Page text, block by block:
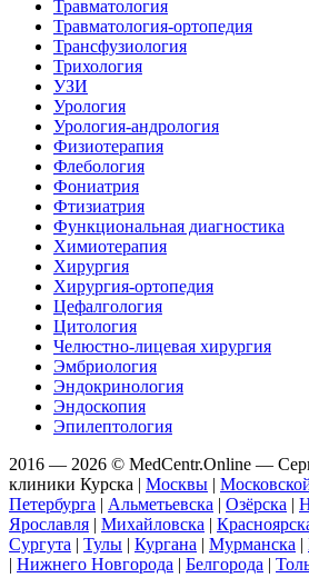
Травматология
Травматология-ортопедия
Трансфузиология
Трихология
УЗИ
Урология
Урология-андрология
Физиотерапия
Флебология
Фониатрия
Фтизиатрия
Функциональная диагностика
Химиотерапия
Хирургия
Хирургия-ортопедия
Цефалгология
Цитология
Челюстно-лицевая хирургия
Эмбриология
Эндокринология
Эндоскопия
Эпилептология
2016 — 2026 © MedCentr.Online —
клиники Курска | Москвы |
Петербурга | Альметьевска | Озёрска |
Ярославля | Михайловска |
Сургута | Тулы | Кургана | Мурманска |
| Нижнего Новгорода | Белгорода |